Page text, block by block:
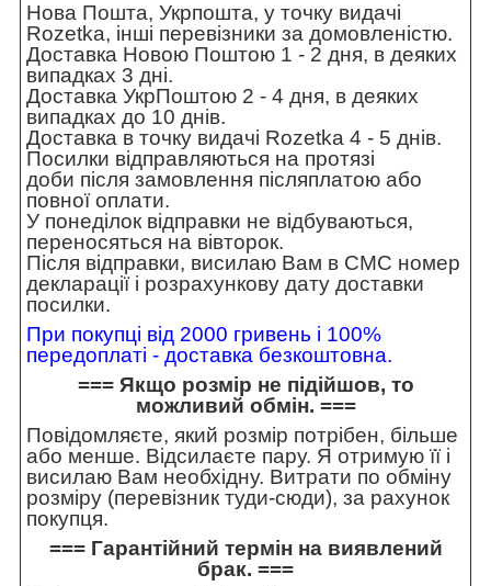
Нова Пошта, Укрпошта, у точку видачі
Rozetka, інші перевізники за домовленістю.
Доставка Новою Поштою 1 - 2 дня, в деяких
випадках 3 дні.
Доставка УкрПоштою 2 - 4 дня, в деяких
випадках до 10 днів.
Доставка в точку видачі Rozetka 4 - 5 днів.
Посилки відправляються на протязі
доби після замовлення післяплатою або
повної оплати.
У понеділок відправки не відбуваються,
переносяться на вівторок.
Після відправки, висилаю Вам в СМС номер
декларації і розрахункову дату доставки
посилки.
При покупці від 2000 гривень і 100%
передоплаті - доставка безкоштовна.
=== Якщо розмір не підійшов, то
можливий обмін. ===
Повідомляєте, який розмір потрібен, більше
або менше. Відсилаєте пару. Я отримую її і
висилаю Вам необхідну. Витрати по обміну
розміру (перевізник туди-сюди), за рахунок
покупця.
=== Гарантійний термін на виявлений
брак. ===